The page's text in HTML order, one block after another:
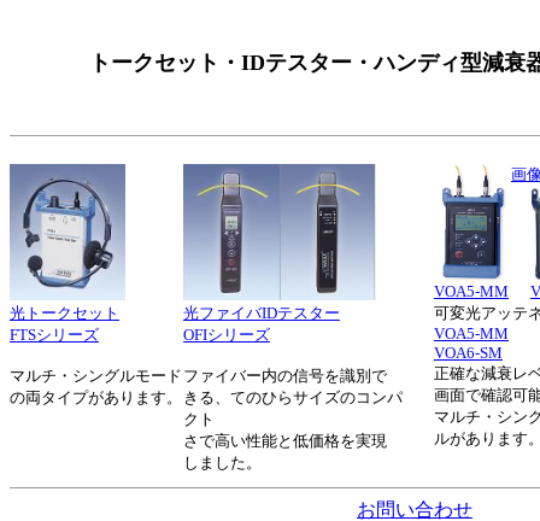
トークセット・IDテスター・ハンディ型減衰
画
VOA5-MM
光トークセット
FTSシリーズ
マルチ・シングルモード
の両タイプがあります。
光ファイバIDテスター
OFIシリーズ
ファイバー内の信号を識別で
きる、てのひらサイズのコンパ
クト
さで高い性能と低価格を実現
しました。
可変光アッテ
VOA5-MM
VOA6-SM
正確な減衰レ
画面で確認可
マルチ・シン
ルがあります
お問い合わせ